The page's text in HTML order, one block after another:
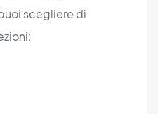
scegliere di